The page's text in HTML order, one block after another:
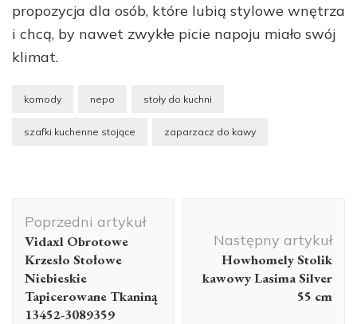
propozycja dla osób, które lubią stylowe wnętrza
i chcą, by nawet zwykłe picie napoju miało swój
klimat.
komody nepo stoły do kuchni
szafki kuchenne stojące zaparzacz do kawy
wpisu
Poprzedni artykuł
Vidaxl Obrotowe
Krzesło Stołowe
Niebieskie
Tapicerowane Tkaniną
13452-3089359
Następny artykuł
Howhomely Stolik
kawowy Lasima Silver
55 cm